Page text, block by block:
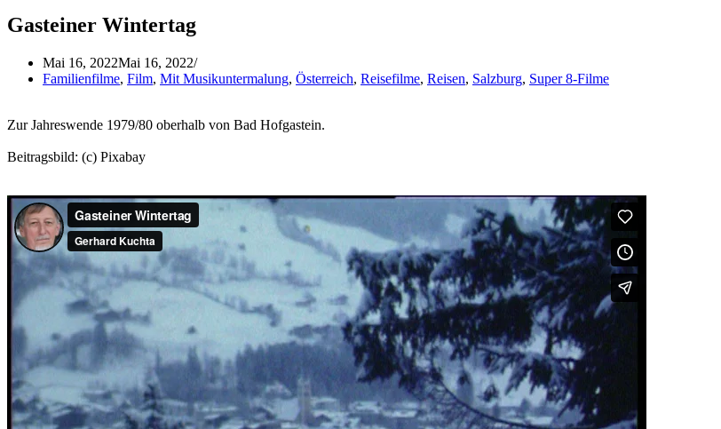
Gasteiner Wintertag
Mai 16, 2022Mai 16, 2022
Familienfilme, Film, Mit Musikuntermalung, Österreich, Reisefilme, Reisen, Salzburg, Super 8-Filme
Zur Jahreswende 1979/80 oberhalb von Bad Hofgastein.
Beitragsbild: (c) Pixabay